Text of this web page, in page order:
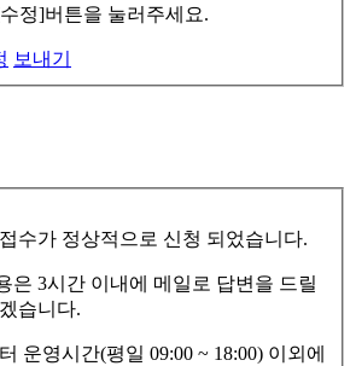
정]버튼을 눌러주세요.
보내기
수가 정상적으로 신청 되었습니다.
은 3시간 이내에 메일로 답변을 드릴
습니다.
운영시간(평일 09:00 ~ 18:00) 이외에